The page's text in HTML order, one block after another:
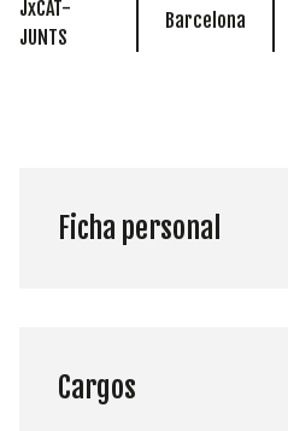
JxCAT-
JUNTS
Barcelona
Ficha personal
Cargos